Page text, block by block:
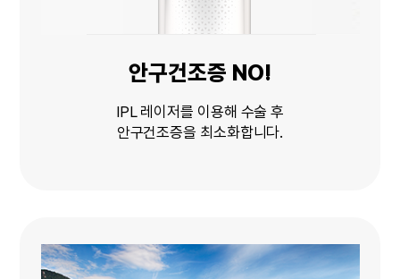
안구건조증 NO!
IPL 레이저를 이용해 수술 후
안구건조증을 최소화합니다.